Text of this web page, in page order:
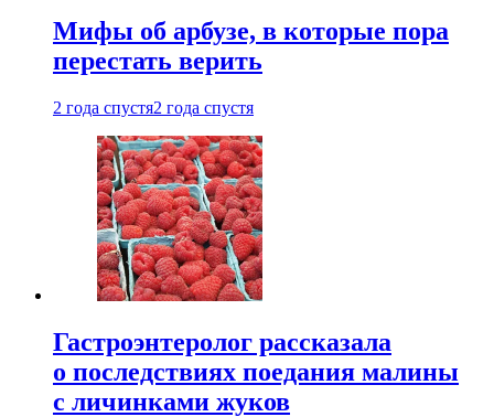
Мифы об арбузе, в которые пора
перестать верить
2 года спустя2 года спустя
Гастроэнтеролог рассказала
о последствиях поедания малины
с личинками жуков